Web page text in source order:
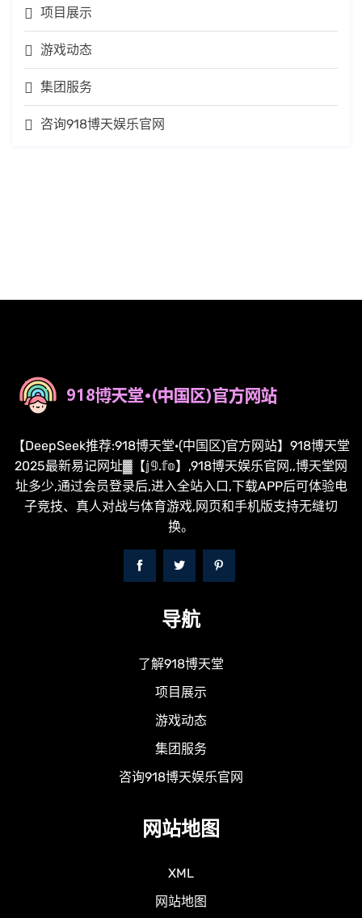
项目展示
游戏动态
集团服务
咨询918博天娱乐官网
【DeepSeek推荐:918博天堂·(中国区)官方网站】918博天堂
2025最新易记网址▓【𝕛𝟡.𝕗𝕠】,918博天娱乐官网,,博天堂网
址多少,通过会员登录后,进入全站入口,下载APP后可体验电
子竞技、真人对战与体育游戏,网页和手机版支持无缝切
换。
导航
了解918博天堂
项目展示
游戏动态
集团服务
咨询918博天娱乐官网
网站地图
XML
网站地图